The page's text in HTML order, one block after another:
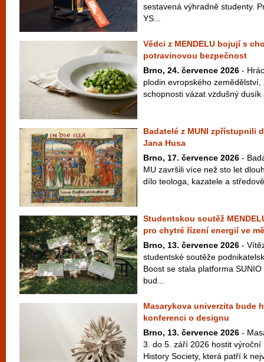
sestavená výhradně studenty.
YS...
Vědci z MENDELU bojují s
potravinovou bezpečnost
Brno, 24. července 2026 -
plodin evropského
schopnosti vázat vzdušný
Badatelé z MUNI zpřístupnili
Jana Husa
Brno, 17. července 2026 -
MU završili více než sto let
dílo teologa, kazatele a
Studentskou soutěž
pro chytré řízení energií ve
Brno, 13. července 2026 -
studentské soutěže
Boost se stala platforma
bud...
Masarykova univerzita bude
konferenci o designu
Brno, 13. července 2026 -
3. do 5. září 2026 hostit
History Society, která patří k